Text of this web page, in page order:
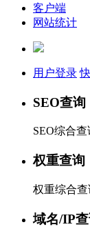
客户端
网站统计
用户登录
SEO查询
SEO综合
权重查询
权重综合
域名/IP